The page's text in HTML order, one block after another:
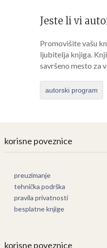
Jeste li vi
Promovišite vašu
ljubitelja knjiga.
savršeno mesto za
autorski program
korisne poveznice
preuzimanje
tehnička podrška
pravila privatnosti
besplatne knjige
korisne poveznice